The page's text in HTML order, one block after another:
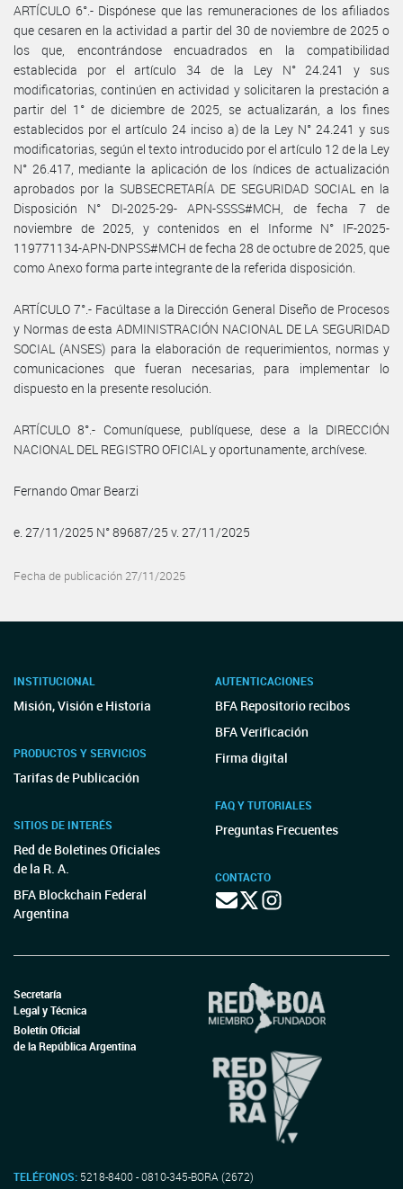
ARTÍCULO 6°.- Dispónese que las remuneraciones de los afiliados
que cesaren en la actividad a partir del 30 de noviembre de 2025 o
los que, encontrándose encuadrados en la compatibilidad
establecida por el artículo 34 de la Ley N° 24.241 y sus
modificatorias, continúen en actividad y solicitaren la prestación a
partir del 1° de diciembre de 2025, se actualizarán, a los fines
establecidos por el artículo 24 inciso a) de la Ley N° 24.241 y sus
modificatorias, según el texto introducido por el artículo 12 de la Ley
N° 26.417, mediante la aplicación de los índices de actualización
aprobados por la SUBSECRETARÍA DE SEGURIDAD SOCIAL en la
Disposición N° DI-2025-29- APN-SSSS#MCH, de fecha 7 de
noviembre de 2025, y contenidos en el Informe N° IF-2025-
119771134-APN-DNPSS#MCH de fecha 28 de octubre de 2025, que
como Anexo forma parte integrante de la referida disposición.
ARTÍCULO 7°.- Facúltase a la Dirección General Diseño de Procesos
y Normas de esta ADMINISTRACIÓN NACIONAL DE LA SEGURIDAD
SOCIAL (ANSES) para la elaboración de requerimientos, normas y
comunicaciones que fueran necesarias, para implementar lo
dispuesto en la presente resolución.
ARTÍCULO 8°.- Comuníquese, publíquese, dese a la DIRECCIÓN
NACIONAL DEL REGISTRO OFICIAL y oportunamente, archívese.
Fernando Omar Bearzi
e. 27/11/2025 N° 89687/25 v. 27/11/2025
Fecha de publicación 27/11/2025
INSTITUCIONAL
Misión, Visión e Historia
PRODUCTOS Y SERVICIOS
Tarifas de Publicación
SITIOS DE INTERÉS
Red de Boletines Oficiales
de la R. A.
BFA Blockchain Federal
Argentina
AUTENTICACIONES
BFA Repositorio recibos
BFA Verificación
Firma digital
FAQ Y TUTORIALES
Preguntas Frecuentes
CONTACTO
Secretaría
Legal y Técnica
Boletín Oficial
de la República Argentina
TELÉFONOS: 5218-8400 - 0810-345-BORA (2672)